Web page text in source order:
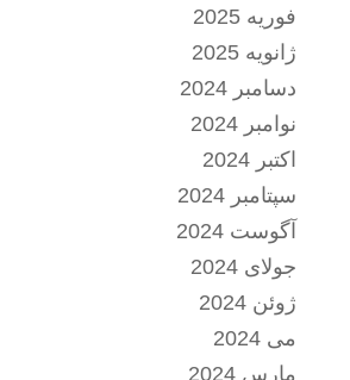
فوریه 2025
ژانویه 2025
دسامبر 2024
نوامبر 2024
اکتبر 2024
سپتامبر 2024
آگوست 2024
جولای 2024
ژوئن 2024
می 2024
مارس 2024